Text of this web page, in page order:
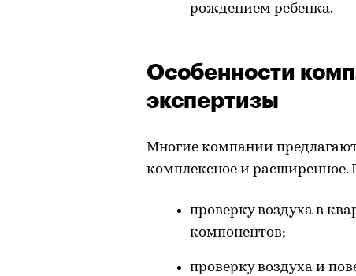
рождением ребенка.
Особенности
экспертизы
Многие компании
комплексное и расширенное.
проверку воздуха в
компонентов;
проверку воздуха и